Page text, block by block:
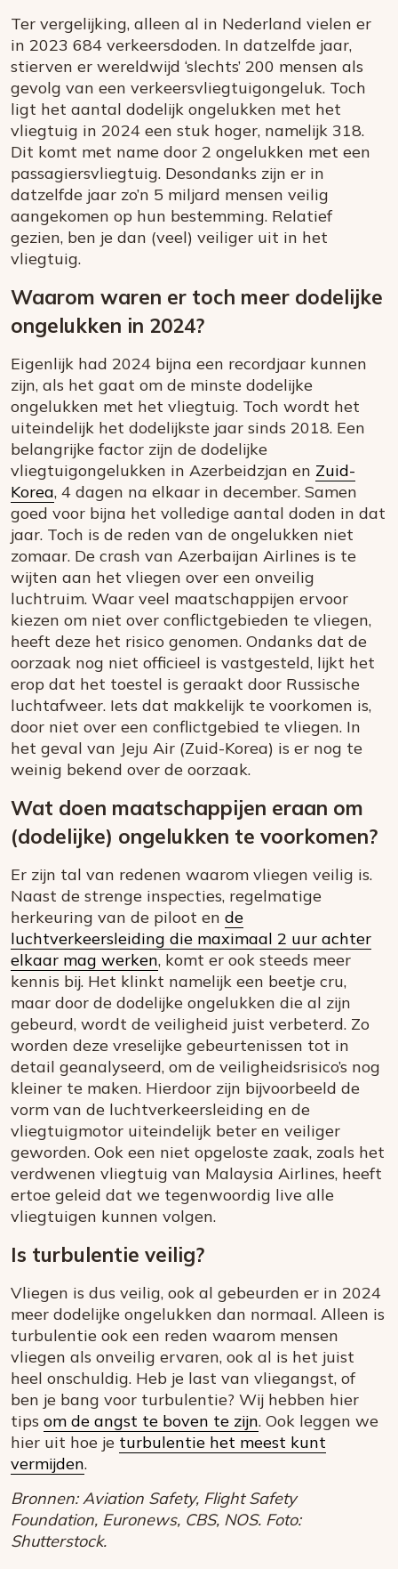
Ter vergelijking, alleen al in Nederland vielen er
in 2023 684 verkeersdoden. In datzelfde jaar,
stierven er wereldwijd ‘slechts’ 200 mensen als
gevolg van een verkeersvliegtuigongeluk. Toch
ligt het aantal dodelijk ongelukken met het
vliegtuig in 2024 een stuk hoger, namelijk 318.
Dit komt met name door 2 ongelukken met een
passagiersvliegtuig. Desondanks zijn er in
datzelfde jaar zo’n 5 miljard mensen veilig
aangekomen op hun bestemming. Relatief
gezien, ben je dan (veel) veiliger uit in het
vliegtuig.
Waarom waren er toch meer dodelijke
ongelukken in 2024?
Eigenlijk had 2024 bijna een recordjaar kunnen
zijn, als het gaat om de minste dodelijke
ongelukken met het vliegtuig. Toch wordt het
uiteindelijk het dodelijkste jaar sinds 2018. Een
belangrijke factor zijn de dodelijke
vliegtuigongelukken in Azerbeidzjan en Zuid-
Korea, 4 dagen na elkaar in december. Samen
goed voor bijna het volledige aantal doden in dat
jaar. Toch is de reden van de ongelukken niet
zomaar. De crash van Azerbaijan Airlines is te
wijten aan het vliegen over een onveilig
luchtruim. Waar veel maatschappijen ervoor
kiezen om niet over conflictgebieden te vliegen,
heeft deze het risico genomen. Ondanks dat de
oorzaak nog niet officieel is vastgesteld, lijkt het
erop dat het toestel is geraakt door Russische
luchtafweer. Iets dat makkelijk te voorkomen is,
door niet over een conflictgebied te vliegen. In
het geval van Jeju Air (Zuid-Korea) is er nog te
weinig bekend over de oorzaak.
Wat doen maatschappijen eraan om
(dodelijke) ongelukken te voorkomen?
Er zijn tal van redenen waarom vliegen veilig is.
Naast de strenge inspecties, regelmatige
herkeuring van de piloot en de
luchtverkeersleiding die maximaal 2 uur achter
elkaar mag werken, komt er ook steeds meer
kennis bij. Het klinkt namelijk een beetje cru,
maar door de dodelijke ongelukken die al zijn
gebeurd, wordt de veiligheid juist verbeterd. Zo
worden deze vreselijke gebeurtenissen tot in
detail geanalyseerd, om de veiligheidsrisico’s nog
kleiner te maken. Hierdoor zijn bijvoorbeeld de
vorm van de luchtverkeersleiding en de
vliegtuigmotor uiteindelijk beter en veiliger
geworden. Ook een niet opgeloste zaak, zoals het
verdwenen vliegtuig van Malaysia Airlines, heeft
ertoe geleid dat we tegenwoordig live alle
vliegtuigen kunnen volgen.
Is turbulentie veilig?
Vliegen is dus veilig, ook al gebeurden er in 2024
meer dodelijke ongelukken dan normaal. Alleen is
turbulentie ook een reden waarom mensen
vliegen als onveilig ervaren, ook al is het juist
heel onschuldig. Heb je last van vliegangst, of
ben je bang voor turbulentie? Wij hebben hier
tips om de angst te boven te zijn. Ook leggen we
hier uit hoe je turbulentie het meest kunt
vermijden.
Bronnen: Aviation Safety, Flight Safety
Foundation, Euronews, CBS, NOS. Foto:
Shutterstock.